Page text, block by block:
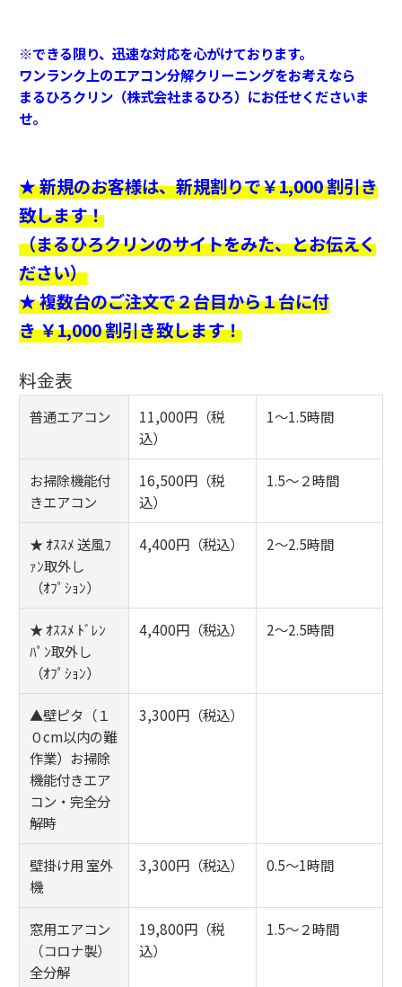
※できる限り、迅速な対応を心がけております。
ワンランク上のエアコン分解クリーニングをお考えなら
まるひろクリン（株式会社まるひろ）にお任せくださいま
せ。
★ 新規のお客様は、新規割りで￥1,000 割引き
致します！
（まるひろクリンのサイトをみた、とお伝えく
ださい）
★ 複数台のご注文で２台目から１台に付
き ￥1,000 割引き致します！
料金表
普通エアコン
11,000円（税
込）
1～1.5時間
お掃除機能付
きエアコン
16,500円（税
込）
1.5～２時間
★ ｵｽｽﾒ 送風ﾌ
ｧﾝ取外し
（ｵﾌﾟｼｮﾝ）
4,400円（税込） 2～2.5時間
★ ｵｽｽﾒ ﾄﾞﾚﾝ
ﾊﾟﾝ取外し
（ｵﾌﾟｼｮﾝ）
4,400円（税込） 2～2.5時間
▲壁ピタ（１
０cm以内の難
作業）お掃除
機能付きエア
コン・完全分
解時
3,300円（税込）
壁掛け用 室外
機
3,300円（税込） 0.5～1時間
窓用エアコン
（コロナ製）
全分解
19,800円（税
込）
1.5～２時間